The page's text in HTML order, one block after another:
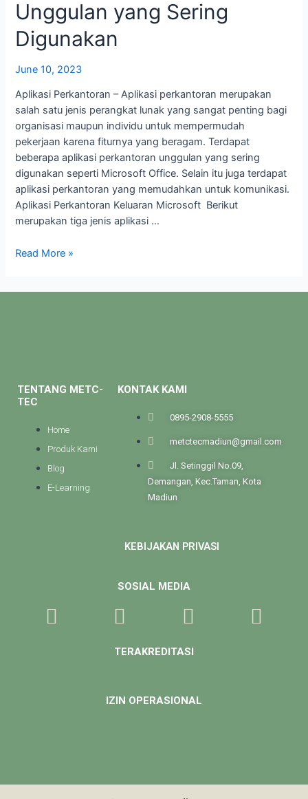
Unggulan yang Sering
Digunakan
June 10, 2023
Aplikasi Perkantoran – Aplikasi perkantoran merupakan
salah satu jenis perangkat lunak yang sangat penting bagi
organisasi maupun individu untuk mempermudah
pekerjaan karena fiturnya yang beragam. Terdapat
beberapa aplikasi perkantoran unggulan yang sering
digunakan seperti Microsoft Office. Selain itu juga terdapat
aplikasi perkantoran yang memudahkan untuk komunikasi.
Aplikasi Perkantoran Keluaran Microsoft Berikut
merupakan tiga jenis aplikasi …
Read More »
TENTANG METC-
TEC
Home
Produk Kami
Blog
E-Learning
KONTAK KAMI
0895-2908-5555
metctecmadiun@gmail.com
Jl. Setinggil No.09,
Demangan, Kec.Taman, Kota
Madiun
KEBIJAKAN PRIVASI
SOSIAL MEDIA
TERAKREDITASI
IZIN OPERASIONAL